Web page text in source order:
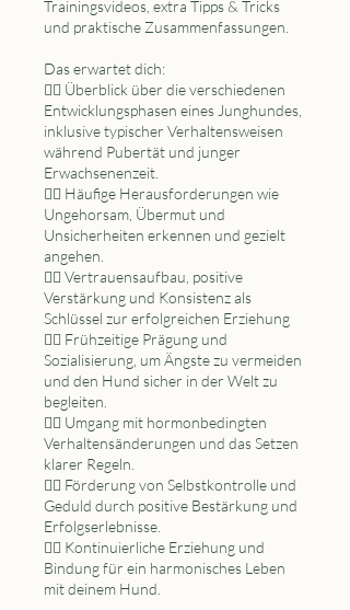
Trainingsvideos, extra Tipps & Tricks
und praktische Zusammenfassungen.
Das erwartet dich:
🐕‍🦺 Überblick über die verschiedenen
Entwicklungsphasen eines Junghundes,
inklusive typischer Verhaltensweisen
während Pubertät und junger
Erwachsenenzeit.
🐕‍🦺 Häufige Herausforderungen wie
Ungehorsam, Übermut und
Unsicherheiten erkennen und gezielt
angehen.
🐕‍🦺 Vertrauensaufbau, positive
Verstärkung und Konsistenz als
Schlüssel zur erfolgreichen Erziehung
🐕‍🦺 Frühzeitige Prägung und
Sozialisierung, um Ängste zu vermeiden
und den Hund sicher in der Welt zu
begleiten.
🐕‍🦺 Umgang mit hormonbedingten
Verhaltensänderungen und das Setzen
klarer Regeln.
🐕‍🦺 Förderung von Selbstkontrolle und
Geduld durch positive Bestärkung und
Erfolgserlebnisse.
🐕‍🦺 Kontinuierliche Erziehung und
Bindung für ein harmonisches Leben
mit deinem Hund.